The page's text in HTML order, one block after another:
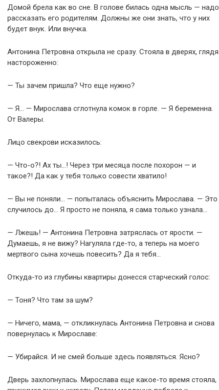
Домой брела как во сне. В голове билась одна мысль — надо
рассказать его родителям. Должны же они знать, что у них
будет внук. Или внучка.
Антонина Петровна открыла не сразу. Стояла в дверях, глядя
настороженно:
— Ты зачем пришла? Что еще нужно?
— Я… — Мирослава сглотнула комок в горле. — Я беременна.
От Валеры.
Лицо свекрови исказилось:
— Что-о?! Ах ты…! Через три месяца после похорон — и
такое?! Да как у тебя только совести хватило!
— Вы не поняли… — попыталась объяснить Мирослава. — Это
случилось до… Я просто не поняла, я сама только узнала…
— Лжешь! — Антонина Петровна затряслась от ярости. —
Думаешь, я не вижу? Нагуляла где-то, а теперь на моего
мертвого сына хочешь повесить? Да я тебя…
Откуда-то из глубины квартиры донесся старческий голос:
— Тоня? Что там за шум?
— Ничего, мама, — откликнулась Антонина Петровна и снова
повернулась к Мирославе:
— Убирайся. И не смей больше здесь появляться. Ясно?
Дверь захлопнулась. Мирослава еще какое-то время стояла,